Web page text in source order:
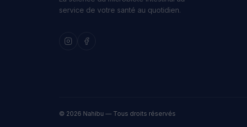
service de votre santé au quotidien.
© 2026 Nahibu — Tous droits réservés